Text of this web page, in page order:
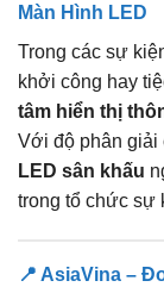
Màn Hình LED
Trong các sự
khởi công hay
tâm hiển thị
Với độ phân giải
LED sân khấu
trong tổ chức sự
📍 AsiaVina –